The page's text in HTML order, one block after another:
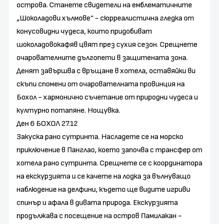
острова. Станете свидетели на емблематичните
„Шоколадови хълмове“ - сюрреалистична гледка от
конусовидни чудеса, които придобиват
шоколадовокафяв цвят през сухия сезон. Срещнете
очарователните дългопети в защитената зона.
Денят завършва с връщане в хотела, оставяйки ви
скъпи спомени от очарователната провинция на
Бохол - хармонично съчетание от природни чудеса и
културно потапяне. Нощувка.
Ден 6 БОХОЛ 27.12
Закуска рано сутринта. Насладете се на морско
приключение в Панглао, което започва с трансфер от
хотела рано сутринта. Срещнете се с координатора
на екскурзията и се качете на лодка за вълнуващо
наблюдение на делфини, където ще видите игриви
спинър и афала в дивата природа. Екскурзията
продължава с посещение на остров Памилакан -